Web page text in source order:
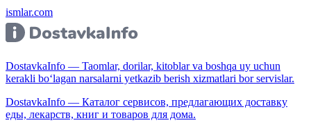
ismlar.com
DostavkaInfo — Taomlar, dorilar, kitoblar va boshqa uy uchun
kerakli bo‘lagan narsalarni yetkazib berish xizmatlari bor servislar.
DostavkaInfo — Каталог сервисов, предлагающих доставку
еды, лекарств, книг и товаров для дома.